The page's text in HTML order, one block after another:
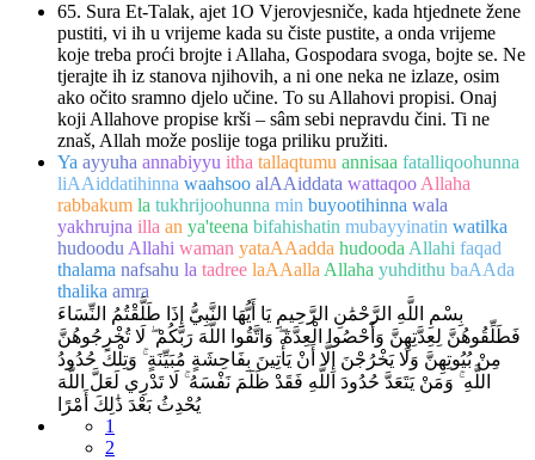
65. Sura Et-Talak, ajet 1O Vjerovjesniče, kada htjednete žene
pustiti, vi ih u vrijeme kada su čiste pustite, a onda vrijeme
koje treba proći brojte i Allaha, Gospodara svoga, bojte se. Ne
tjerajte ih iz stanova njihovih, a ni one neka ne izlaze, osim
ako očito sramno djelo učine. To su Allahovi propisi. Onaj
koji Allahove propise krši – sâm sebi nepravdu čini. Ti ne
znaš, Allah može poslije toga priliku pružiti.
Ya ayyuha annabiyyu itha tallaqtumu annisaa fatalliqoohunna
liAAiddatihinna waahsoo alAAiddata wattaqoo Allaha
rabbakum la tukhrijoohunna min buyootihinna wala
yakhrujna illa an ya'teena bifahishatin mubayyinatin watilka
hudoodu Allahi waman yataAAadda hudooda Allahi faqad
thalama nafsahu la tadree laAAalla Allaha yuhdithu baAAda
thalika amra
بِسْمِ اللَّهِ الرَّحْمَٰنِ الرَّحِيمِ يَا أَيُّهَا النَّبِيُّ إِذَا طَلَّقْتُمُ النِّسَاءَ
فَطَلِّقُوهُنَّ لِعِدَّتِهِنَّ وَأَحْصُوا الْعِدَّةَ ۖ وَاتَّقُوا اللَّهَ رَبَّكُمْ ۖ لَا تُخْرِجُوهُنَّ
مِنْ بُيُوتِهِنَّ وَلَا يَخْرُجْنَ إِلَّا أَنْ يَأْتِينَ بِفَاحِشَةٍ مُبَيِّنَةٍ ۚ وَتِلْكَ حُدُودُ
اللَّهِ ۚ وَمَنْ يَتَعَدَّ حُدُودَ اللَّهِ فَقَدْ ظَلَمَ نَفْسَهُ ۚ لَا تَدْرِي لَعَلَّ اللَّهَ
يُحْدِثُ بَعْدَ ذَٰلِكَ أَمْرًا
1
2